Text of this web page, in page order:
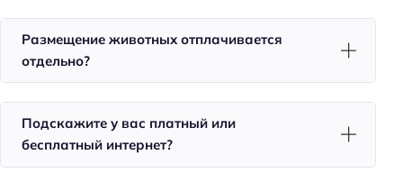
Общая информация
Пляж
Парковка
Размещение животных отплачивается
отдельно?
Подскажите у вас платный или
бесплатный интернет?